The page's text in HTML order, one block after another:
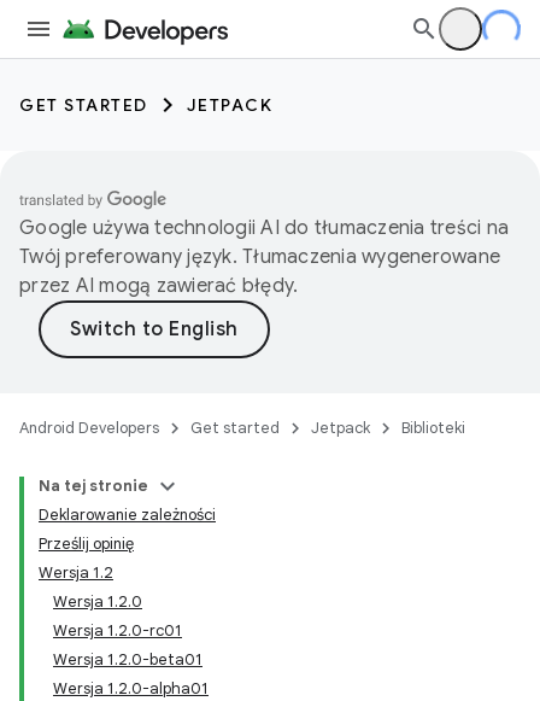
GET STARTED JETPACK
Google używa technologii AI do tłumaczenia treści na
Twój preferowany język. Tłumaczenia wygenerowane
przez AI mogą zawierać błędy.
Android Developers Get started Jetpack Biblioteki
Na tej stronie
Deklarowanie zależności
Prześlij opinię
Wersja 1.2
Wersja 1.2.0
Wersja 1.2.0-rc01
Wersja 1.2.0-beta01
Wersja 1.2.0-alpha01